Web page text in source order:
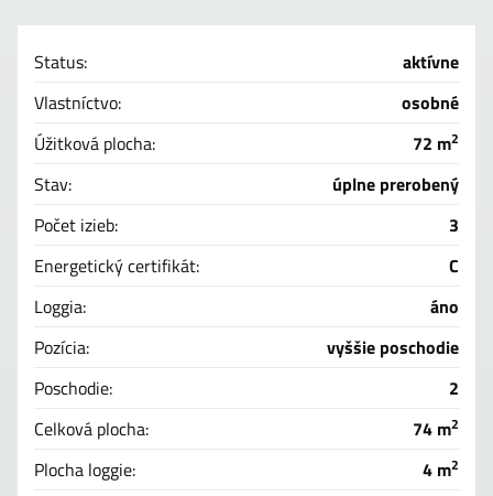
Status:
aktívne
Vlastníctvo:
osobné
Úžitková plocha:
72 m2
Stav:
úplne prerobený
Počet izieb:
3
Energetický certifikát:
C
Loggia:
áno
Pozícia:
vyššie poschodie
Poschodie:
2
Celková plocha:
74 m2
Plocha loggie: 4 m2